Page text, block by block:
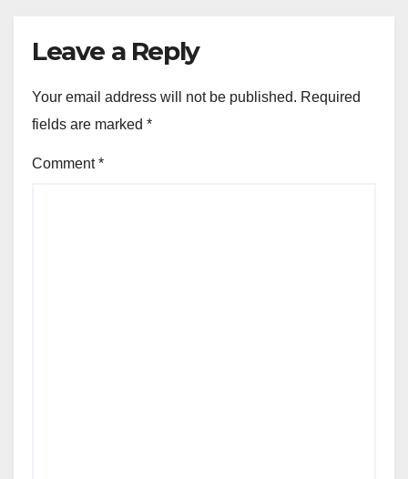
Leave a Reply
Your email address will not be published. Required
fields are marked *
Comment*